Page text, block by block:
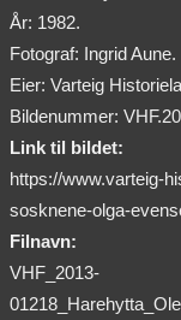
År: 1982.
Fotograf: Ingrid Aune.
Eier: Varteig
Bildenummer:
Link til bildet:
https://www.varteig-
sosknene-olga-
Filnavn:
VHF_2013-